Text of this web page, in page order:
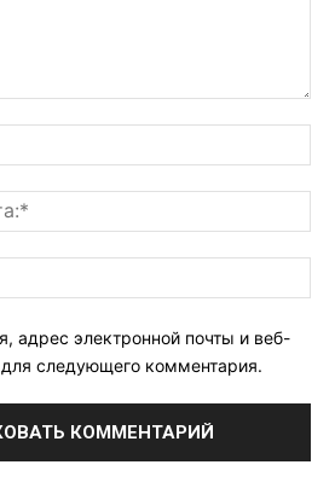
адрес электронной почты и веб-
следующего комментария.